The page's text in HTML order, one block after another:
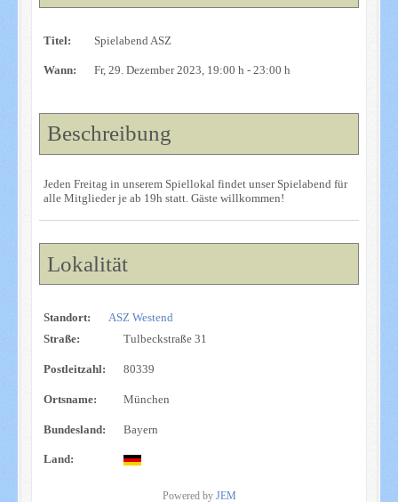
Titel: Spielabend ASZ
Wann: Fr, 29. Dezember 2023, 19:00 h - 23:00 h
Beschreibung
Jeden Freitag in unserem Spiellokal findet unser Spielabend für
alle Mitglieder je ab 19h statt. Gäste willkommen!
Lokalität
Standort:
ASZ Westend
Straße:
Tulbeckstraße 31
Postleitzahl: 80339
Ortsname: München
Bundesland: Bayern
Land:
Powered by JEM